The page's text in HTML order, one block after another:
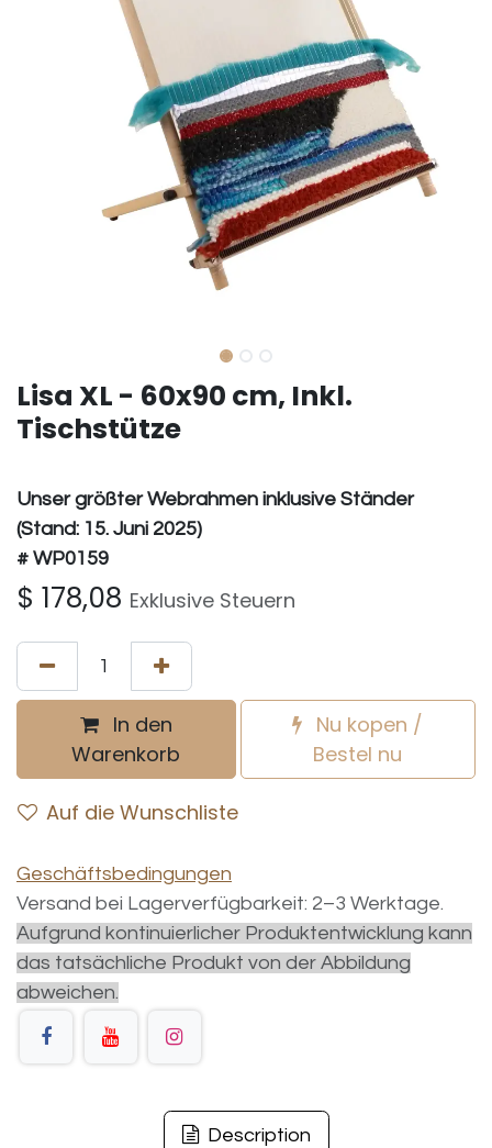
Lisa XL - 60x90 cm, Inkl.
Tischstütze
Unser größter Webrahmen inklusive Ständer
(Stand: 15. Juni 2025)
# WP0159
$ 178,08 Exklusive Steuern
In den
Warenkorb
Nu kopen /
Bestel nu
Auf die Wunschliste
Geschäftsbedingungen
Versand bei Lagerverfügbarkeit: 2–3 Werktage.
Aufgrund kontinuierlicher Produktentwicklung kann
das tatsächliche Produkt von der Abbildung
abweichen.
Description